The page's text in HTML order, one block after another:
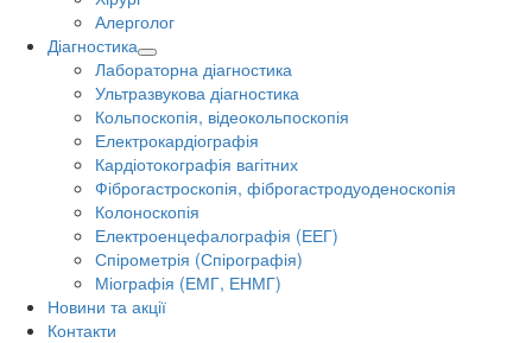
Алерголог
Діагностика
Лабораторна діагностика
Ультразвукова діагностика
Кольпоскопія, відеокольпоскопія
Електрокардіографія
Кардіотокографія вагітних
Фіброгастроскопія, фіброгастродуоденоскопія
Колоноскопія
Електроенцефалографія (ЕЕГ)
Спірометрія (Спірографія)
Міографія (ЕМГ, ЕНМГ)
Новини та акції
Контакти